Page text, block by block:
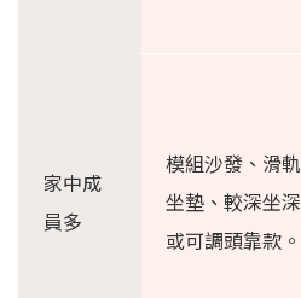
家中成
員多
模組沙發、滑軌
坐墊、較深坐深
或可調頭靠款。